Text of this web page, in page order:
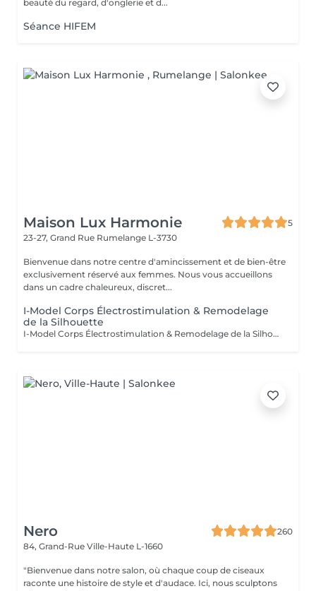
beauté du regard, d'onglerie et d...
Séance HIFEM
Maison Lux Harmonie
5
23-27, Grand Rue Rumelange L-3730
Bienvenue dans notre centre d'amincissement et de bien-être
exclusivement réservé aux femmes. Nous vous accueillons
dans un cadre chaleureux, discret...
I-Model Corps Électrostimulation & Remodelage
de la Silhouette
I-Model Corps Électrostimulation & Remodelage de la Silhouette Le soin i-Model Corps est une technologie d'électrostimulation de dernière génération qui associe différents courants spécifiques pour solliciter les muscles en profondeur. Cette méthode non invasive permet de tonifier les muscles, raffermir les tissus et accompagner le remodelage de la silhouette, sans chirurgie ni temps de récupération. En provoquant des contractions musculaires ciblées, comparables à un entraînement intensif, l'i-Model stimule les muscles tout en favorisant la circulation sanguine et le drainage lymphatique. Ce soin est idéal pour compléter une activité physique ou pour retrouver une silhouette plus tonique. Les bienfaits du soin Tonifie et renforce les muscles. Raffermit les tissus et améliore la fermeté de la peau. Aide à redessiner la silhouette. Favorise le drainage lymphatique. Stimule la circulation sanguine. Contribue à réduire l'aspect de la cellulite. Améliore la qualité et la tonicité de la peau. Procure une sensation de légèreté et de bien-être. Zones pouvant être traitées Abdomen Taille Hanches Fesses Cuisses Bras Mollets Déroulement d'une séance Après un bilan personnalisé, les électrodes sont placées sur les zones à traiter. Les programmes sont adaptés à vos objectifs et à votre niveau de confort afin d'offrir un traitement efficace et progressif. La séance est confortable, sans douleur et ne nécessite aucune éviction sociale. Vous pouvez reprendre vos activités immédiatement après le soin. Résultats Les résultats évoluent progressivement et varient selon chaque personne, en fonction de son mode de vie, de sa condition physique et de ses objectifs. Un protocole d'au moins 6 séances est recommandé pour commencer à observer les premiers résultats visibles. Pour optimiser et prolonger les effets, il est conseillé de suivre le programme personnalisé proposé par votre praticien, en complément d'une alimentation équilibrée, d'une bonne hydratation et d'une activité physique régulière. Pour qui ? Le soin i-Model Corps est recommandé aux personnes qui souhaitent : Tonifier leur musculature. Raffermir leur peau. Améliorer l'aspect de leur silhouette. Accompagner une perte de volume ou un programme sportif. Réduire visiblement l'aspect de la cellulite. Retrouver une sensation de tonicité et de fermeté. i-Model Corps est une solution innovante qui allie technologie, confort et efficacité pour accompagner durablement votre objectif de remodelage corporel.
Nero
260
84, Grand-Rue Ville-Haute L-1660
"Bienvenue dans notre salon, où chaque coup de ciseaux
raconte une histoire de style et d'audace. Ici, nous sculptons